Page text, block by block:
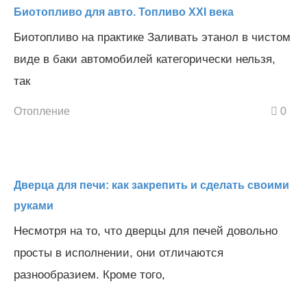
Биотопливо для авто. Топливо XXI века
Биотопливо на практике Заливать этанол в чистом
виде в баки автомобилей категорически нельзя,
так
Отопление 0
Дверца для печи: как закрепить и сделать своими
руками
Несмотря на то, что дверцы для печей довольно
просты в исполнении, они отличаются
разнообразием. Кроме того,